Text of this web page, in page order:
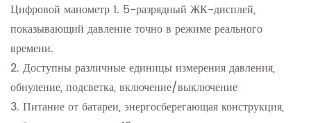
Цифровой манометр 1. 5-разрядный ЖК-дисплей,
показывающий давление точно в режиме реального
времени.
2. Доступны различные единицы измерения давления,
обнуление, подсветка, включение/выключение
3. Питание от батареи, энергосберегающая конструкция,